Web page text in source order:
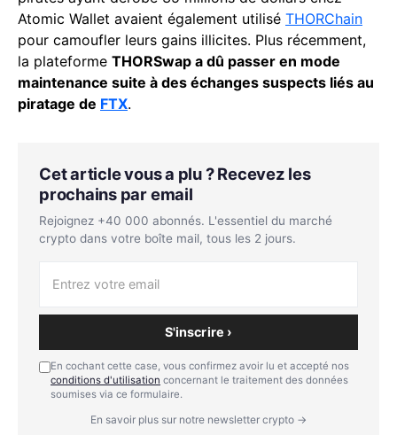
Atomic Wallet avaient également utilisé THORChain
pour camoufler leurs gains illicites. Plus récemment,
la plateforme THORSwap a dû passer en mode
maintenance suite à des échanges suspects liés au
piratage de FTX.
Cet article vous a plu ? Recevez les
prochains par email
Rejoignez +40 000 abonnés. L'essentiel du marché
crypto dans votre boîte mail, tous les 2 jours.
S'inscrire ›
En cochant cette case, vous confirmez avoir lu et accepté nos
conditions d'utilisation concernant le traitement des données
soumises via ce formulaire.
En savoir plus sur notre newsletter crypto →